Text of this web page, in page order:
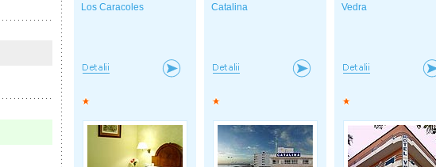
Los Caracoles Catalina Vedra